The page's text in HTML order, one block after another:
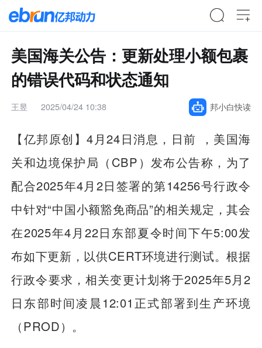
美国海关公告：更新处理小额包裹
的错误代码和状态通知
王昱 2025/04/24 10:38 邦小白快读
【亿邦原创】4月24日消息，日前 ，美国海
关和边境保护局（CBP）发布公告称，为了
配合2025年4月2日签署的第14256号行政令
中针对“中国小额豁免商品”的相关规定 ，其会
在2025年4月22日东部夏令时间下午5:00发
布如下更新，以供CERT环境进行测试。根据
行政令要求，相关变更计划将于2025年5月2
日东部时间凌晨12:01正式部署到生产环境
（PROD）。